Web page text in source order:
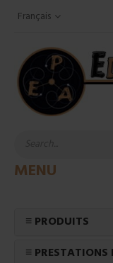
Français
MENU
≡ PRODUITS
≡ PRESTATIONS